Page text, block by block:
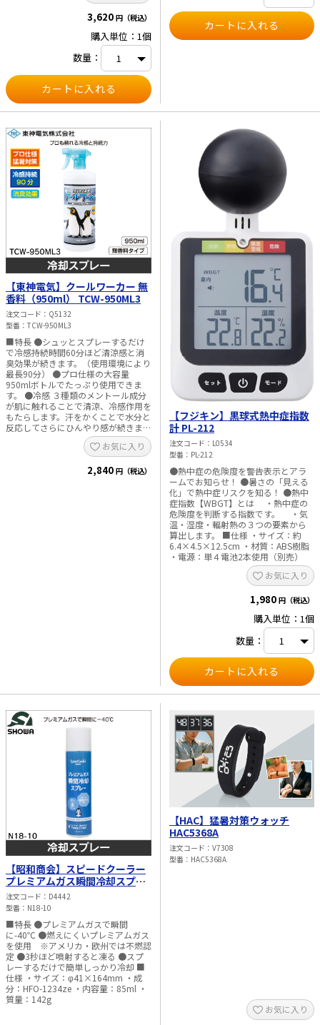
3,620 円（税込）
購入単位：1個
数量：
【東神電気】クールワーカー 無
香料（950ml） TCW-950ML3
注文コード
Q5132
型番
TCW-950ML3
■特長 ●シュッとスプレーするだけ
で冷感持続時間60分ほど清涼感と消
臭効果が続きます。（使用環境により
最長90分） ●プロ仕様の大容量
950mlボトルでたっぷり使用できま
す。 ●冷感 ３種類のメントール成分
が肌に触れることで清涼、冷感作用を
もたらします。汗をかくことで水分と
反応してさらにひんやり感が続きま
す。 ●防臭 柿タンニン（柿渋）が悪
臭成分に作用し高い消臭効果を発揮し
ます。汗臭までしっかり消臭してくれ
ます。 ●簡単 シュッとスプレーする
お気に入り
2,840 円（税込）
【フジキン】黒球式熱中症指数
計 PL-212
注文コード
L0534
型番
PL-212
●熱中症の危険度を警告表示とアラ
ームでお知らせ！ ●暑さの「見える
化」で熱中症リスクを知る！ ●熱中
症指数【WBGT】とは ・熱中症の
危険度を判断する指数です。 ・気
温・湿度・輻射熱の３つの要素から
算出します。 ■仕様 ・サイズ：約
6.4×4.5×12.5cm ・材質：ABS樹脂
・電源：単４電池2本使用（別売）
お気に入り
1,980 円（税込）
購入単位：1個
数量：
【昭和商会】スピードクーラー
プレミアムガス瞬間冷却スプレ
ー N18-10
注文コード
D4442
型番
N18-10
■特長 ●プレミアムガスで瞬間
に-40℃ ●燃えにくいプレミアムガス
を使用 ※アメリカ・欧州では不燃認
定 ●3秒ほど噴射すると凍る ●スプ
レーするだけで簡単しっかり冷却 ■
仕様 ・サイズ：φ41×164mm ・成
分：HFO-1234ze ・内容量：85ml ・
質量：142g
【HAC】猛暑対策ウォッチ
HAC5368A
注文コード
V7308
型番
HAC5368A
お気に入り